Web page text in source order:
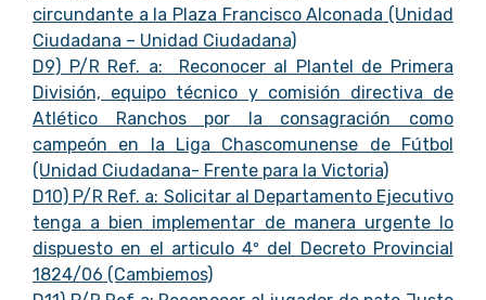
circundante a la Plaza Francisco Alconada (Unidad
Ciudadana – Unidad Ciudadana)
D9) P/R Ref. a: Reconocer al Plantel de Primera
División, equipo técnico y comisión directiva de
Atlético Ranchos por la consagración como
campeón en la Liga Chascomunense de Fútbol
(Unidad Ciudadana- Frente para la Victoria)
D10) P/R Ref. a: Solicitar al Departamento Ejecutivo
tenga a bien implementar de manera urgente lo
dispuesto en el articulo 4º del Decreto Provincial
1824/06 (Cambiemos)